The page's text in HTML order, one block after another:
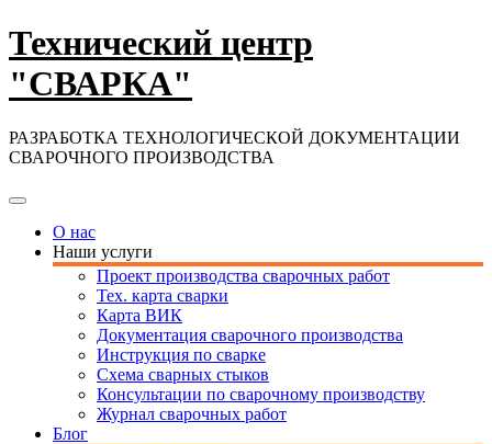
Skip
to
content
Технический центр
"СВАРКА"
РАЗРАБОТКА ТЕХНОЛОГИЧЕСКОЙ ДОКУМЕНТАЦИИ
СВАРОЧНОГО ПРОИЗВОДСТВА
О нас
Наши услуги
Проект производства сварочных работ
Тех. карта сварки
Карта ВИК
Документация сварочного производства
Инструкция по сварке
Схема сварных стыков
Консультации по сварочному производству
Журнал сварочных работ
Блог